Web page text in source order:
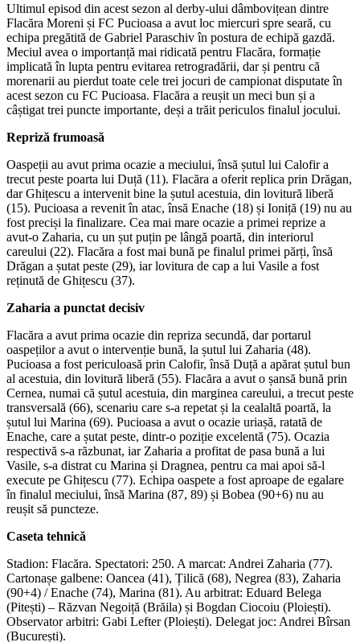
Ultimul episod din acest sezon al derby-ului dâmbovițean dintre
Flacăra Moreni și FC Pucioasa a avut loc miercuri spre seară, cu
echipa pregătită de Gabriel Paraschiv în postura de echipă gazdă.
Meciul avea o importanță mai ridicată pentru Flacăra, formație
implicată în lupta pentru evitarea retrogradării, dar și pentru că
morenarii au pierdut toate cele trei jocuri de campionat disputate în
acest sezon cu FC Pucioasa. Flacăra a reușit un meci bun și a
câștigat trei puncte importante, deși a trăit periculos finalul jocului.
Repriză frumoasă
Oaspeții au avut prima ocazie a meciului, însă șutul lui Calofir a
trecut peste poarta lui Duță (11). Flacăra a oferit replica prin Drăgan,
dar Ghițescu a intervenit bine la șutul acestuia, din lovitură liberă
(15). Pucioasa a revenit în atac, însă Enache (18) și Ioniță (19) nu au
fost preciși la finalizare. Cea mai mare ocazie a primei reprize a
avut-o Zaharia, cu un șut puțin pe lângă poartă, din interiorul
careului (22). Flacăra a fost mai bună pe finalul primei părți, însă
Drăgan a șutat peste (29), iar lovitura de cap a lui Vasile a fost
reținută de Ghițescu (37).
Zaharia a punctat decisiv
Flacăra a avut prima ocazie din repriza secundă, dar portarul
oaspeților a avut o intervenție bună, la șutul lui Zaharia (48).
Pucioasa a fost periculoasă prin Calofir, însă Duță a apărat șutul bun
al acestuia, din lovitură liberă (55). Flacăra a avut o șansă bună prin
Cernea, numai că șutul acestuia, din marginea careului, a trecut peste
transversală (66), scenariu care s-a repetat și la cealaltă poartă, la
șutul lui Marina (69). Pucioasa a avut o ocazie uriașă, ratată de
Enache, care a șutat peste, dintr-o poziție excelentă (75). Ocazia
respectivă s-a răzbunat, iar Zaharia a profitat de pasa bună a lui
Vasile, s-a distrat cu Marina și Dragnea, pentru ca mai apoi să-l
execute pe Ghițescu (77). Echipa oaspete a fost aproape de egalare
în finalul meciului, însă Marina (87, 89) și Bobea (90+6) nu au
reușit să puncteze.
Caseta tehnică
Stadion: Flacăra. Spectatori: 250. A marcat: Andrei Zaharia (77).
Cartonașe galbene: Oancea (41), Țilică (68), Negrea (83), Zaharia
(90+4) / Enache (74), Marina (81). Au arbitrat: Eduard Belega
(Pitești) – Răzvan Negoiță (Brăila) și Bogdan Ciocoiu (Ploiești).
Observator arbitri: Gabi Lefter (Ploiești). Delegat joc: Andrei Bîrsan
(București).